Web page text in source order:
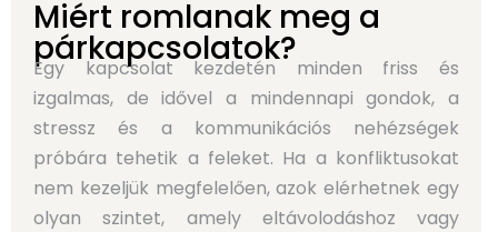
Miért romlanak meg a
párkapcsolatok?
Egy kapcsolat kezdetén minden friss és
izgalmas, de idővel a mindennapi gondok, a
stressz és a kommunikációs nehézségek
próbára tehetik a feleket. Ha a konfliktusokat
nem kezeljük megfelelően, azok elérhetnek egy
olyan szintet, amely eltávolodáshoz vagy